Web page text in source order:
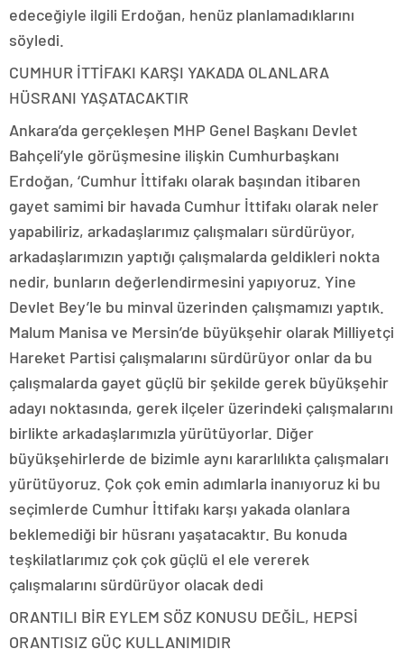
edeceğiyle ilgili Erdoğan, henüz planlamadıklarını
söyledi.
CUMHUR İTTİFAKI KARŞI YAKADA OLANLARA
HÜSRANI YAŞATACAKTIR
Ankara’da gerçekleşen MHP Genel Başkanı Devlet
Bahçeli’yle görüşmesine ilişkin Cumhurbaşkanı
Erdoğan, ‘Cumhur İttifakı olarak başından itibaren
gayet samimi bir havada Cumhur İttifakı olarak neler
yapabiliriz, arkadaşlarımız çalışmaları sürdürüyor,
arkadaşlarımızın yaptığı çalışmalarda geldikleri nokta
nedir, bunların değerlendirmesini yapıyoruz. Yine
Devlet Bey’le bu minval üzerinden çalışmamızı yaptık.
Malum Manisa ve Mersin’de büyükşehir olarak Milliyetçi
Hareket Partisi çalışmalarını sürdürüyor onlar da bu
çalışmalarda gayet güçlü bir şekilde gerek büyükşehir
adayı noktasında, gerek ilçeler üzerindeki çalışmalarını
birlikte arkadaşlarımızla yürütüyorlar. Diğer
büyükşehirlerde de bizimle aynı kararlılıkta çalışmaları
yürütüyoruz. Çok çok emin adımlarla inanıyoruz ki bu
seçimlerde Cumhur İttifakı karşı yakada olanlara
beklemediği bir hüsranı yaşatacaktır. Bu konuda
teşkilatlarımız çok çok güçlü el ele vererek
çalışmalarını sürdürüyor olacak dedi
ORANTILI BİR EYLEM SÖZ KONUSU DEĞİL, HEPSİ
ORANTISIZ GÜÇ KULLANIMIDIR